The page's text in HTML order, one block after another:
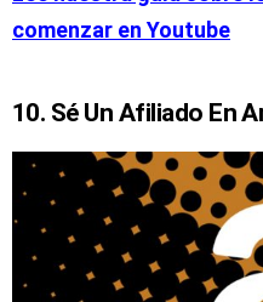
comenzar en Youtube
10. Sé Un Afiliado En